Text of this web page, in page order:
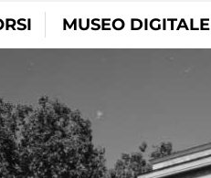
MUSEO DIGITALE